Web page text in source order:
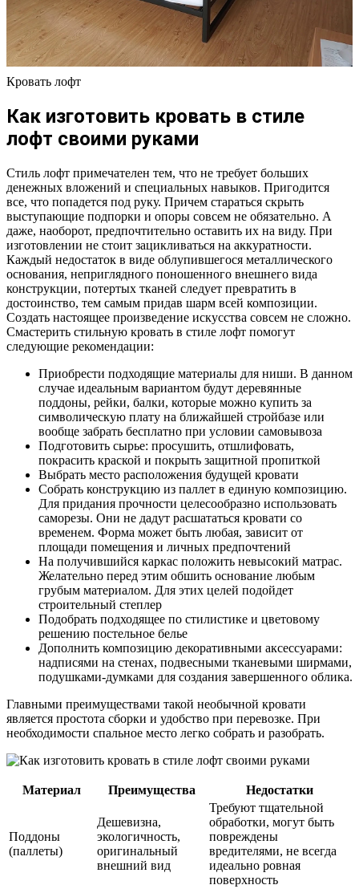
Кровать лофт
Как изготовить кровать в стиле
лофт своими руками
Стиль лофт примечателен тем, что не требует больших
денежных вложений и специальных навыков. Пригодится
все, что попадется под руку. Причем стараться скрыть
выступающие подпорки и опоры совсем не обязательно. А
даже, наоборот, предпочтительно оставить их на виду. При
изготовлении не стоит зацикливаться на аккуратности.
Каждый недостаток в виде облупившегося металлического
основания, неприглядного поношенного внешнего вида
конструкции, потертых тканей следует превратить в
достоинство, тем самым придав шарм всей композиции.
Создать настоящее произведение искусства совсем не сложно.
Смастерить стильную кровать в стиле лофт помогут
следующие рекомендации:
Приобрести подходящие материалы для ниши. В данном
случае идеальным вариантом будут деревянные
поддоны, рейки, балки, которые можно купить за
символическую плату на ближайшей стройбазе или
вообще забрать бесплатно при условии самовывоза
Подготовить сырье: просушить, отшлифовать,
покрасить краской и покрыть защитной пропиткой
Выбрать место расположения будущей кровати
Собрать конструкцию из паллет в единую композицию.
Для придания прочности целесообразно использовать
саморезы. Они не дадут расшататься кровати со
временем. Форма может быть любая, зависит от
площади помещения и личных предпочтений
На получившийся каркас положить невысокий матрас.
Желательно перед этим обшить основание любым
грубым материалом. Для этих целей подойдет
строительный степлер
Подобрать подходящее по стилистике и цветовому
решению постельное белье
Дополнить композицию декоративными аксессуарами:
надписями на стенах, подвесными тканевыми ширмами,
подушками-думками для создания завершенного облика.
Главными преимуществами такой необычной кровати
является простота сборки и удобство при перевозке. При
необходимости спальное место легко собрать и разобрать.
Материал Преимущества Недостатки
Поддоны
(паллеты)
Дешевизна,
экологичность,
оригинальный
внешний вид
Требуют тщательной
обработки, могут быть
повреждены
вредителями, не всегда
идеально ровная
поверхность